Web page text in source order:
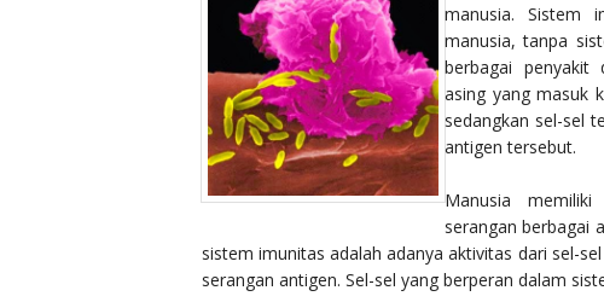
manusia. Sistem
manusia, tanpa
berbagai penyakit
asing yang masuk
sedangkan sel-sel
antigen tersebut.
Manusia
serangan berbagai
sistem imunitas adalah adanya aktivitas dari sel-
serangan antigen. Sel-sel yang berperan dalam